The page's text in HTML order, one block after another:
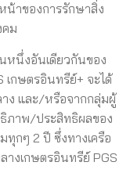
น้าของการรักษาสิ่ง
ม
นหนึ่งอันเดียวกันของ
เกษตรอินทรีย์+ จะได้
าง และ/หรือจากกลุ่มผู้
ภาพ/ประสิทธิผลของ
กๆ 2 ปี ซึ่งทางเครือ
งเกษตรอินทรีย์ PGS